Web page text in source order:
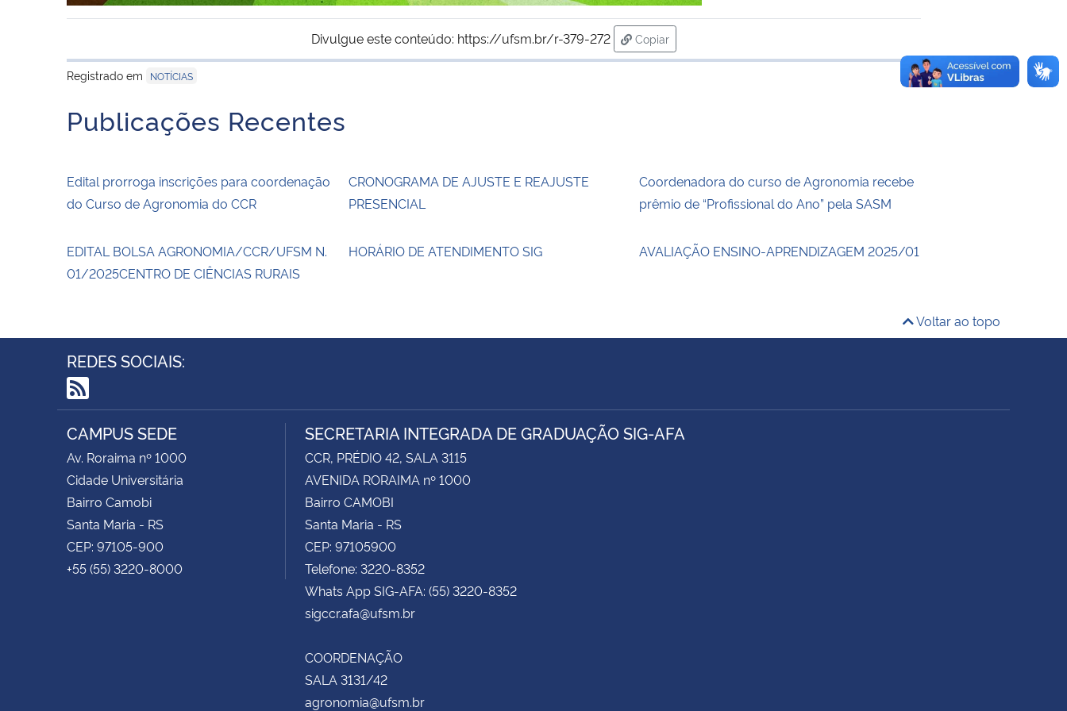
Divulgue este conteúdo: https://ufsm.br/r-379-272
Copiar
para área de transferência
Registrado em
NOTÍCIAS
Publicações Recentes
Edital prorroga inscrições para coordenação
do Curso de Agronomia do CCR
CRONOGRAMA DE AJUSTE E REAJUSTE
PRESENCIAL
Coordenadora do curso de Agronomia recebe
prêmio de “Profissional do Ano” pela SASM
EDITAL BOLSA AGRONOMIA/CCR/UFSM N.
01/2025CENTRO DE CIÊNCIAS RURAIS
HORÁRIO DE ATENDIMENTO SIG AVALIAÇÃO ENSINO-APRENDIZAGEM 2025/01
Voltar ao topo
REDES SOCIAIS:
RSS
CAMPUS SEDE
Av. Roraima nº 1000
Cidade Universitária
Bairro Camobi
Santa Maria - RS
CEP: 97105-900
+55 (55) 3220-8000
SECRETARIA INTEGRADA DE GRADUAÇÃO SIG-AFA
CCR, PRÉDIO 42, SALA 3115
AVENIDA RORAIMA nº 1000
Bairro CAMOBI
Santa Maria - RS
CEP: 97105900
Telefone: 3220-8352
Whats App SIG-AFA: (55) 3220-8352
sigccr.afa@ufsm.br
COORDENAÇÃO
SALA 3131/42
agronomia@ufsm.br